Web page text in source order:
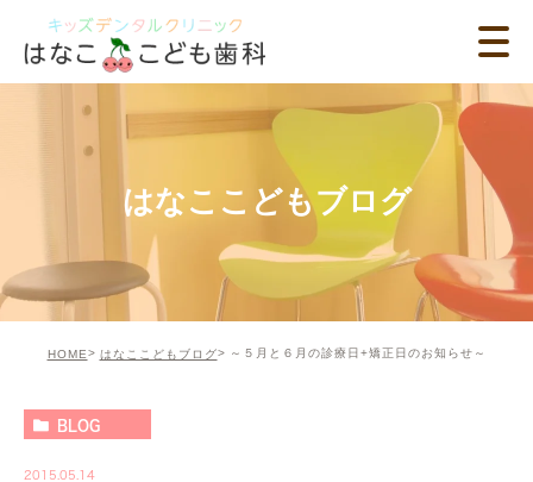
はなここどもブログ
HOME はなここどもブログ ～５月と６月の診療日+矯正日のお知らせ～
BLOG
2015.05.14